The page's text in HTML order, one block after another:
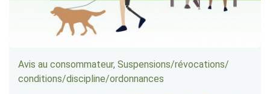
Avis au consommateur, Suspensions/​révocations/​
conditions/​discipline/​ordonnances